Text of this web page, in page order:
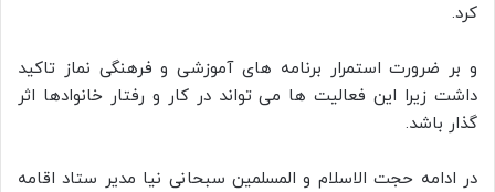
کرد.
و بر ضرورت استمرار برنامه های آموزشی و فرهنگی نماز ‏تاکید
داشت زیرا این فعالیت ها می تواند در کار و رفتار خانوادها اثر
گذار باشد. ‏
در ادامه حجت الاسلام و المسلمین سبحانی نیا مدیر ستاد اقامه